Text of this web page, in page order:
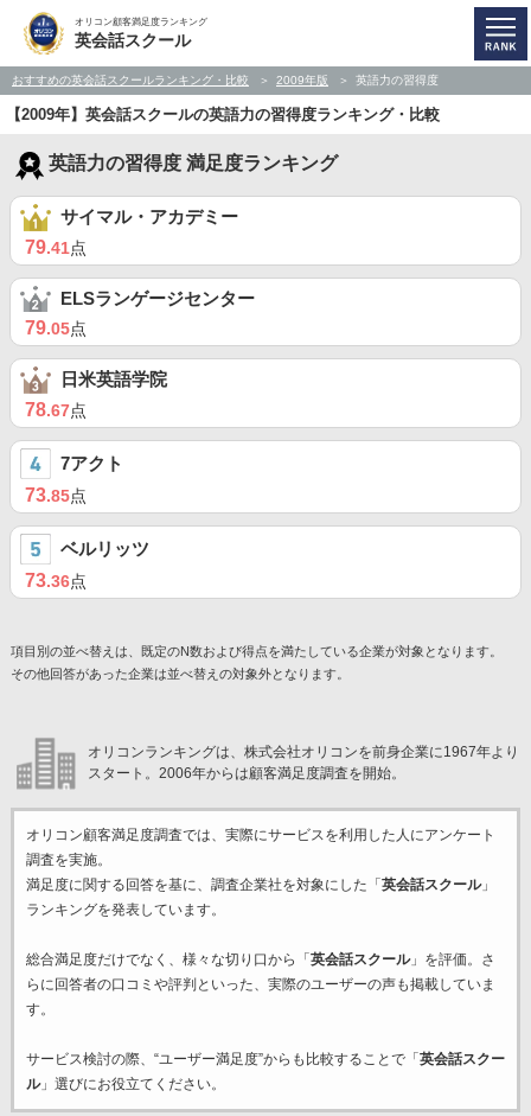
オリコン顧客満足度ランキング
英会話スクール
おすすめの英会話スクールランキング・比較 2009年版 英語力の習得度
【2009年】英会話スクールの英語力の習得度ランキング・比較
英語力の習得度 満足度ランキング
サイマル・アカデミー
79.41点
ELSランゲージセンター
79.05点
日米英語学院
78.67点
7アクト
73.85点
ベルリッツ
73.36点
項目別の並べ替えは、既定のN数および得点を満たしている企業が対象となります。
その他回答があった企業は並べ替えの対象外となります。
オリコンランキングは、株式会社オリコンを前身企業に1967年より
スタート。2006年からは顧客満足度調査を開始。
オリコン顧客満足度調査では、実際にサービスを利用した 人にアンケート
調査を実施。
満足度に関する回答を基に、調査企業社を対象にした「 英会話スクール」
ランキングを発表しています。
総合満足度だけでなく、様々な切り口から「 英会話スクール」を評価。さ
らに回答者の口コミや評判といった、実際のユーザーの声も掲載していま
す。
サービス検討の際、“ユーザー満足度”からも比較することで「 英会話スクー
ル」選びにお役立てください。